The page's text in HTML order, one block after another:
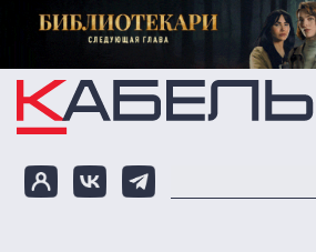
Перейти к основному содержанию